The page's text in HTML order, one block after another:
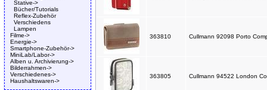
Stative->
Bücher/Tutorials
Reflex-Zubehör
Verschiedens
Lampen
Filme->
Energie->
Smartphone-Zubehör->
MiniLab/Labor->
Alben u. Archivierung->
Bilderrahmen->
Verschiedenes->
Haushaltswaren->
363810 Cullmann 92098 Porto
363805 Cullmann 94522 London